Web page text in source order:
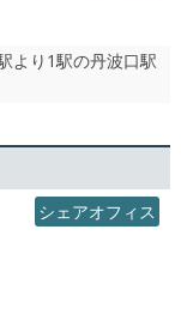
より1駅の丹波口駅
シェアオフィス